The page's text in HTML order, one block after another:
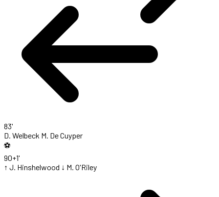
83'
D. Welbeck M. De Cuyper
⚽
90+1'
↑ J. Hinshelwood ↓ M. O'Riley